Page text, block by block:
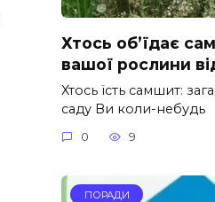
Хтось об’їдає
вашої рослини
Хтось їсть самшит:
саду Ви коли-небудь
0 9
ПОРАДИ